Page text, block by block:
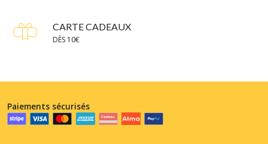
CARTE CADEAUX
DÈS 10€
Paiements sécurisés